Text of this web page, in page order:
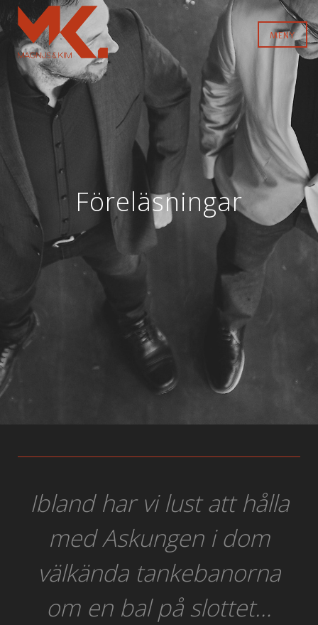
MENY
Föreläsningar
Ibland har vi lust att hålla
med Askungen i dom
välkända tankebanorna
om en bal på slottet…